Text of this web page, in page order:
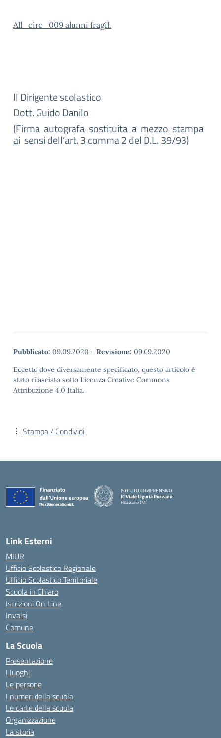
All_circ_009 alunni fragili
Il Dirigente scolastico
Dott. Guido Danilo
(Firma autografa sostituita a mezzo stampa
ai sensi dell’art. 3 comma 2 del D.L. 39/93)
Pubblicato: 09.09.2020 - Revisione: 09.09.2020
Eccetto dove diversamente specificato, questo articolo è
stato rilasciato sotto Licenza Creative Commons
Attribuzione 4.0 Italia.
Stampa / Condividi
ISTITUTO COMPRENSIVO
IC Viale Liguria Rozzano
Rozzano (MI)
Link Esterni
MIUR
Ufficio Scolastico Regionale
Ufficio Scolastico Territoriale
Scuola in Chiaro
Iscrizioni On Line
Invalsi
Comune
La Scuola
Presentazione
I luoghi
Le persone
I numeri della scuola
Le carte della scuola
Organizzazione
La storia